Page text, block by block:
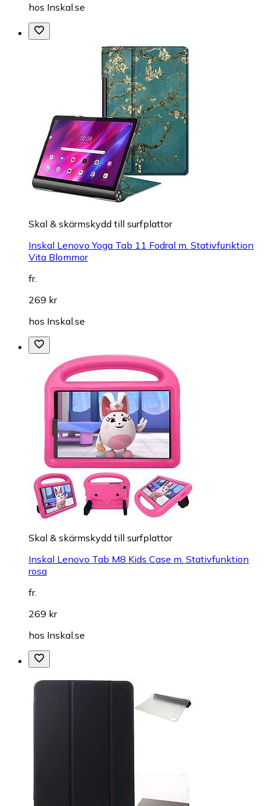
hos Inskal.se
Skal & skärmskydd till surfplattor
Inskal Lenovo Yoga Tab 11 Fodral m. Stativfunktion
Vita Blommor
fr.
269 kr
hos Inskal.se
Skal & skärmskydd till surfplattor
Inskal Lenovo Tab M8 Kids Case m. Stativfunktion
rosa
fr.
269 kr
hos Inskal.se